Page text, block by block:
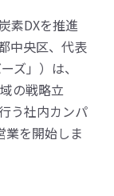
素DXを推進
中央区、代表
ズ」）は、
の戦略立
う社内カンパ
業を開始しま